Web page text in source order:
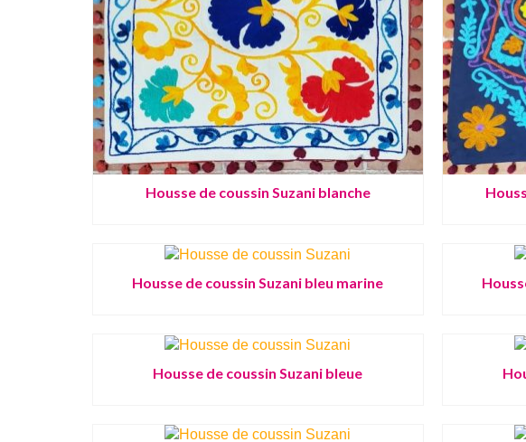
Housse de coussin Suzani blanche
Housse de coussin Suzani bleu marine
Housse de coussin Suzani bleue